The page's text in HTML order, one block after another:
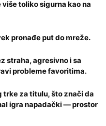
toliko sigurna kao na
pronađe put do mreže.
straha, agresivno i sa
probleme favoritima.
trke za titulu, što znači da
igra napadački — prostor